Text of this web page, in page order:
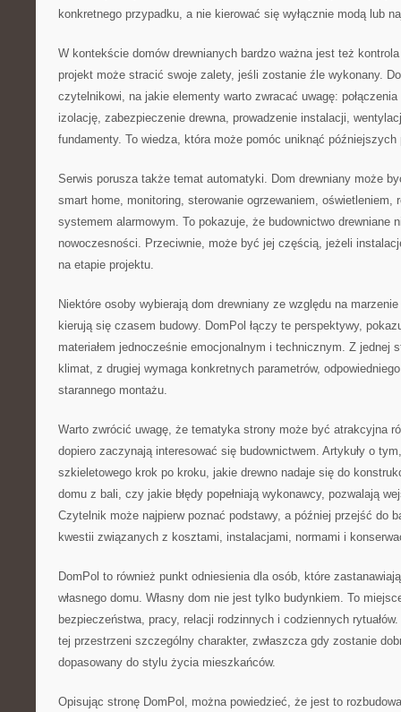
konkretnego przypadku, a nie kierować się wyłącznie modą lub
W kontekście domów drewnianych bardzo ważna jest też
projekt może stracić swoje zalety, jeśli zostanie źle wykonany.
czytelnikowi, na jakie elementy warto zwracać uwagę:
izolację, zabezpieczenie drewna, prowadzenie instalacji,
fundamenty. To wiedza, która może pomóc uniknąć późniejszych
Serwis porusza także temat automatyki. Dom drewniany może
smart home, monitoring, sterowanie ogrzewaniem, oświetleniem,
systemem alarmowym. To pokazuje, że budownictwo drewniane
nowoczesności. Przeciwnie, może być jej częścią, jeżeli
na etapie projektu.
Niektóre osoby wybierają dom drewniany ze względu na
kierują się czasem budowy. DomPol łączy te perspektywy,
materiałem jednocześnie emocjonalnym i technicznym. Z jednej
klimat, z drugiej wymaga konkretnych parametrów,
starannego montażu.
Warto zwrócić uwagę, że tematyka strony może być atrakcyjna
dopiero zaczynają interesować się budownictwem. Artykuły o
szkieletowego krok po kroku, jakie drewno nadaje się do
domu z bali, czy jakie błędy popełniają wykonawcy, pozwalają
Czytelnik może najpierw poznać podstawy, a później przejść do
kwestii związanych z kosztami, instalacjami, normami i
DomPol to również punkt odniesienia dla osób, które
własnego domu. Własny dom nie jest tylko budynkiem. To
bezpieczeństwa, pracy, relacji rodzinnych i codziennych
tej przestrzeni szczególny charakter, zwłaszcza gdy zostanie
dopasowany do stylu życia mieszkańców.
Opisując stronę DomPol, można powiedzieć, że jest to